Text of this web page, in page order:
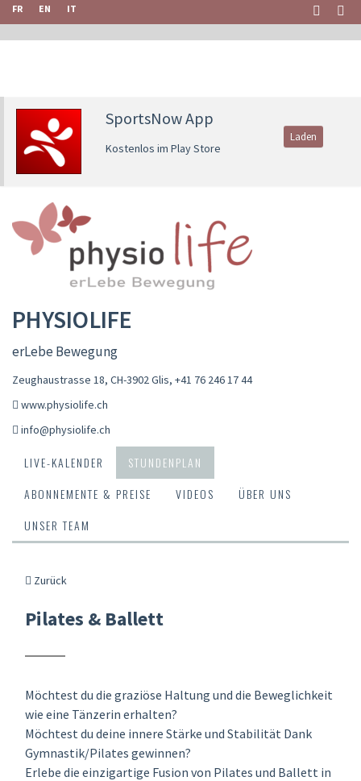
FR EN IT
SportsNow App
Kostenlos im Play Store
Laden
PHYSIOLIFE
erLebe Bewegung
Zeughaustrasse 18, CH-3902 Glis, +41 76 246 17 44
www.physiolife.ch
info@physiolife.ch
LIVE-KALENDER
STUNDENPLAN
ABONNEMENTE & PREISE
VIDEOS
ÜBER UNS
UNSER TEAM
Zurück
Pilates & Ballett
Möchtest du die graziöse Haltung und die Beweglichkeit
wie eine Tänzerin erhalten?
Möchtest du deine innere Stärke und Stabilität Dank
Gymnastik/Pilates gewinnen?
Erlebe die einzigartige Fusion von Pilates und Ballett in